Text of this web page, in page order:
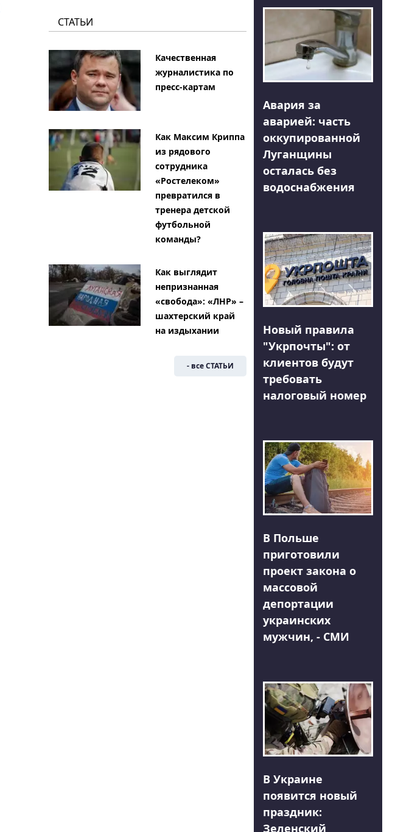
СТАТЬИ
Качественная
журналистика по
пресс-картам
Как Максим Криппа
из рядового
сотрудника
«Ростелеком»
превратился в
тренера детской
футбольной
команды?
Как выглядит
непризнанная
«свобода»: «ЛНР» –
шахтерский край
на издыхании
- все СТАТЬИ
Авария за
аварией: часть
оккупированной
Луганщины
осталась без
водоснабжения
Новый правила
"Укрпочты": от
клиентов будут
требовать
налоговый номер
В Польше
приготовили
проект закона о
массовой
депортации
украинских
мужчин, - СМИ
В Украине
появится новый
праздник:
Зеленский